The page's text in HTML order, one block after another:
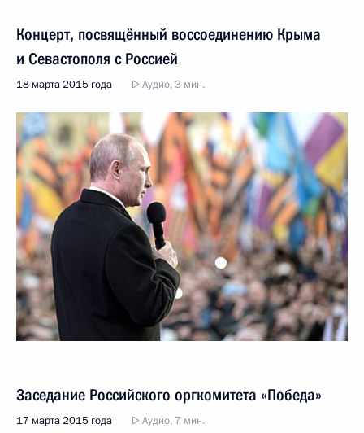
Концерт, посвящённый воссоединению Крыма
и Севастополя с Россией
18 марта 2015 года Аудио, 3 мин.
Заседание Российского оргкомитета «Победа»
17 марта 2015 года Аудио, 7 мин.